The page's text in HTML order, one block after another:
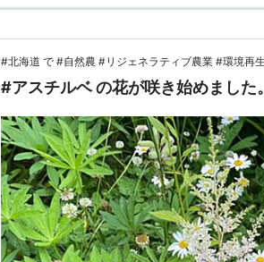
#北海道 で #自然農 #リジェネラティブ農業 #環境再
#アスチルベ の花が咲き始めまし